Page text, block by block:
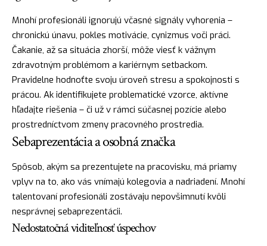
Mnohí profesionáli ignorujú včasné signály vyhorenia –
chronickú únavu, pokles motivácie, cynizmus voči práci.
Čakanie, až sa situácia zhorší, môže viesť k vážnym
zdravotným problémom a kariérnym setbackom.
Pravidelne hodnoťte svoju úroveň stresu a spokojnosti s
prácou. Ak identifikujete problematické vzorce, aktívne
hľadajte riešenia – či už v rámci súčasnej pozície alebo
prostredníctvom zmeny pracovného prostredia.
Sebaprezentácia a osobná značka
Spôsob, akým sa prezentujete na pracovisku, má priamy
vplyv na to, ako vás vnímajú kolegovia a nadriadení. Mnohí
talentovaní profesionáli zostávaju nepovšimnutí kvôli
nesprávnej sebaprezentácii.
Nedostatočná viditeľnosť úspechov